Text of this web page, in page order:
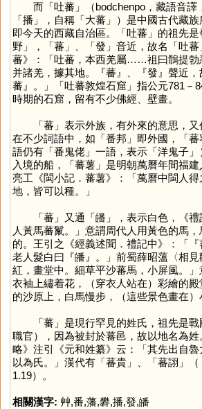
而「吐蕃」（bodchenpo，藏語音譯
「播」，自稱「大蕃」）是中國古代藏族
即今天的西藏自治區。「吐蕃」的祖先
野」，「蕃」、「發 」音近，故名「吐
蕃》：「吐蕃，本西羌屬……祖曰鶻提勃
并諸羌，據其地。『蕃』、『發』聲近
蕃』。」「吐蕃敦煌石窟」指公元781－
時期的石窟，留有不少佛經、壁畫。
「蕃」表示外族，有外來的意思，又
在不少詞語中，如「番邦」即外國，「
語仍有「番鬼佬」一語，表示「洋鬼子
入境的船，「蕃薯」是明朝萬曆年間福
亮工《閩小記．蕃薯》：「萬曆中閩人
地，皆可以種。」
「蕃」又通「皤 」，表示白色，《
人黃馬蕃鬣。」意謂周代人用黃色的馬
的。王引之《經義述聞．禮記中》：「
老人髮白曰『皤』。」前蜀薛昭薀〈相
紅，畫堂中。細草平沙蕃馬，小屏風。」
衣袖上繡着花，（穿衣人站在）彩繪的
的沙原上，白馬慢步，（這些景色畫在）
「蕃」是現行罕見的姓氏，祖先是
職官），因為被封於蕃邑，故以地名為
略》注引《元和姓纂》云：「其先出自
以為氏。」漢代有「蕃貴」、「蕃詡」（
1.19）。
相關漢字: 艸,番,藩,礬,播,發,皤